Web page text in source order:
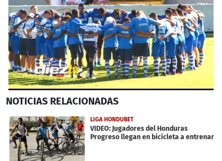
seconds
2
minutes,
9
seconds
NOTICIAS RELACIONADAS
LIGA HONDUBET
VIDEO: Jugadores del Honduras
Progreso llegan en bicicleta a entrenar